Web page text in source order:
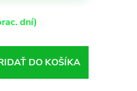
dní)
DO KOŠÍKA